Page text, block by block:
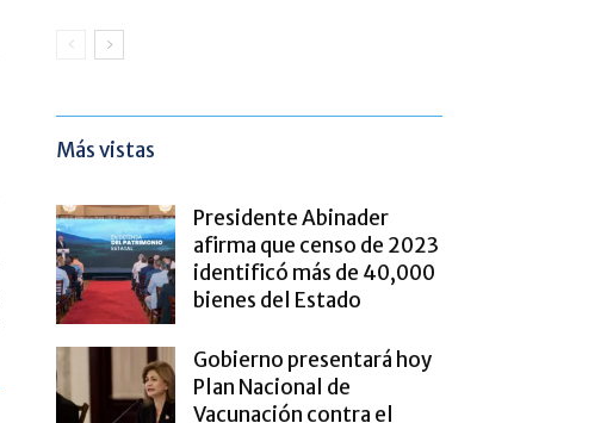
Más vistas
Presidente Abinader
afirma que censo de 2023
identificó más de 40,000
bienes del Estado
Gobierno presentará hoy
Plan Nacional de
Vacunación contra el